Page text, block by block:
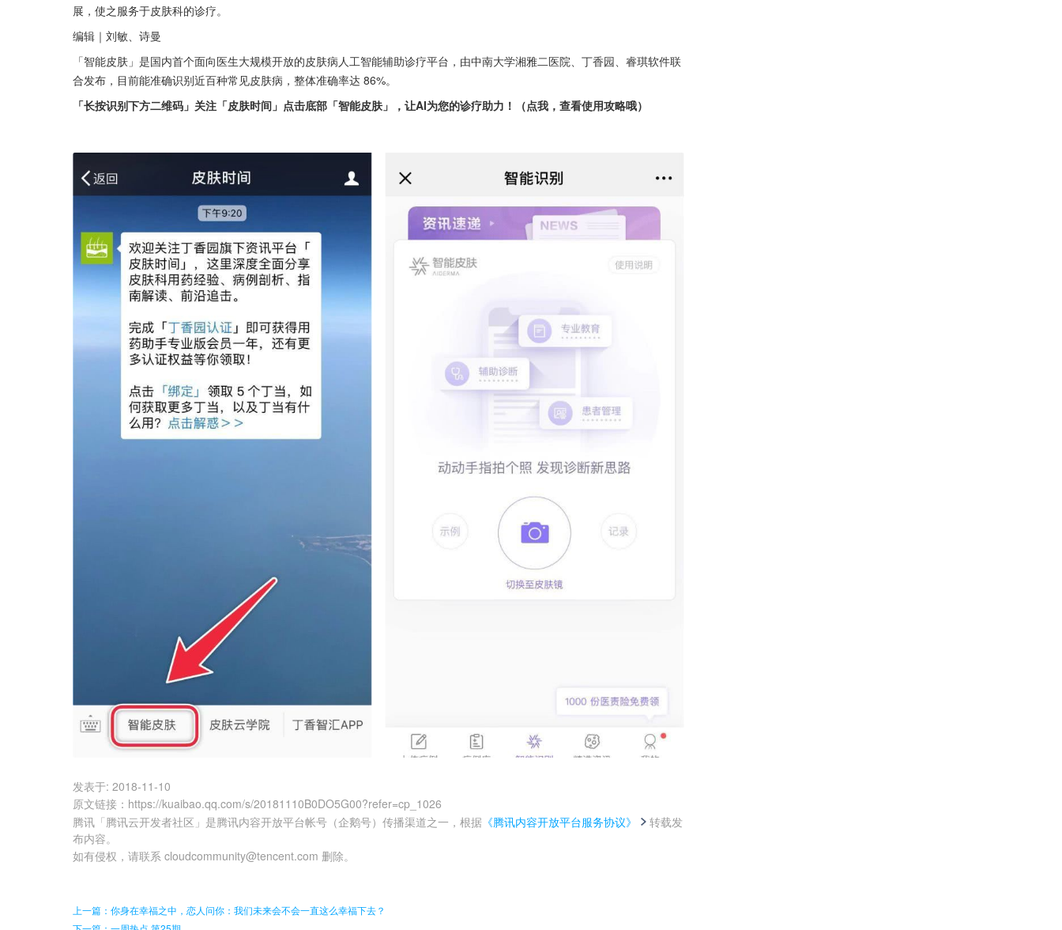
展，使之服务于皮肤科的诊疗。
编辑｜刘敏、诗曼
「智能皮肤」是国内首个面向医生大规模开放的皮肤病人工智能辅助诊疗平台，由中南大学湘雅二医院、丁香园、睿琪软件联
合发布，目前能准确识别近百种常见皮肤病，整体准确率达 86%。
「长按识别下方二维码」关注「皮肤时间」点击底部「智能皮肤」，让AI为您的诊疗助力！（点我，查看使用攻略哦）
发表于: 2018-11-10
原文链接 ： https://kuaibao.qq.com/s/20181110B0DO5G00?refer=cp_1026
腾讯「腾讯云开发者社区」是腾讯内容开放平台帐号（企鹅号）传播渠道之一，根据 《腾讯内容开放平台服务协议》
转载发
布内容。
如有侵权，请联系 cloudcommunity@tencent.com 删除。
上一篇：你身在幸福之中，恋人问你：我们未来会不会一直这么幸福下去？